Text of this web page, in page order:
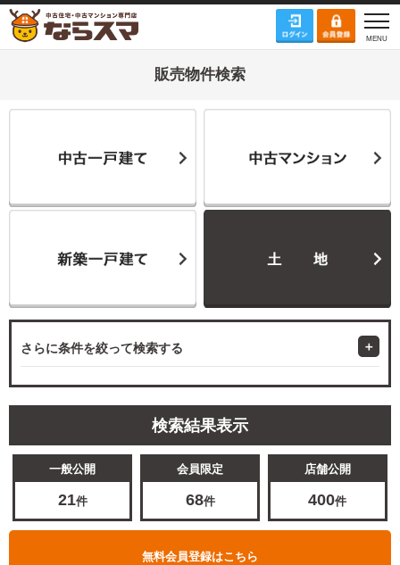
販売物件検索
さらに条件を絞って検索する
検索結果表示
一般公開
21件
会員限定
68件
店舗公開
400件
無料会員登録はこちら